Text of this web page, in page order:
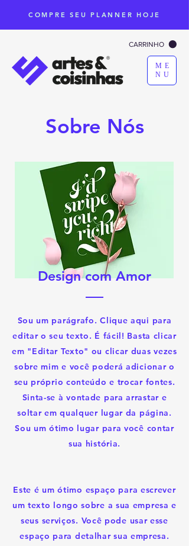
CARRINHO
COMPRE SEU PLANNER HOJE
ME
NU
Sobre Nós
Design com Amor
Sou um parágrafo. Clique aqui para
editar o seu texto. É fácil! Basta clicar
em "Editar Texto" ou clicar duas vezes
sobre mim e você poderá adicionar o
seu próprio conteúdo e trocar fontes.
Sinta-se à vontade para arrastar e
soltar em qualquer lugar da página.
Sou um ótimo lugar para você contar
sua história.
Este é um ótimo espaço para escrever
um texto longo sobre a sua empresa e
seus serviços. Você pode usar esse
espaço para detalhar sua empresa.